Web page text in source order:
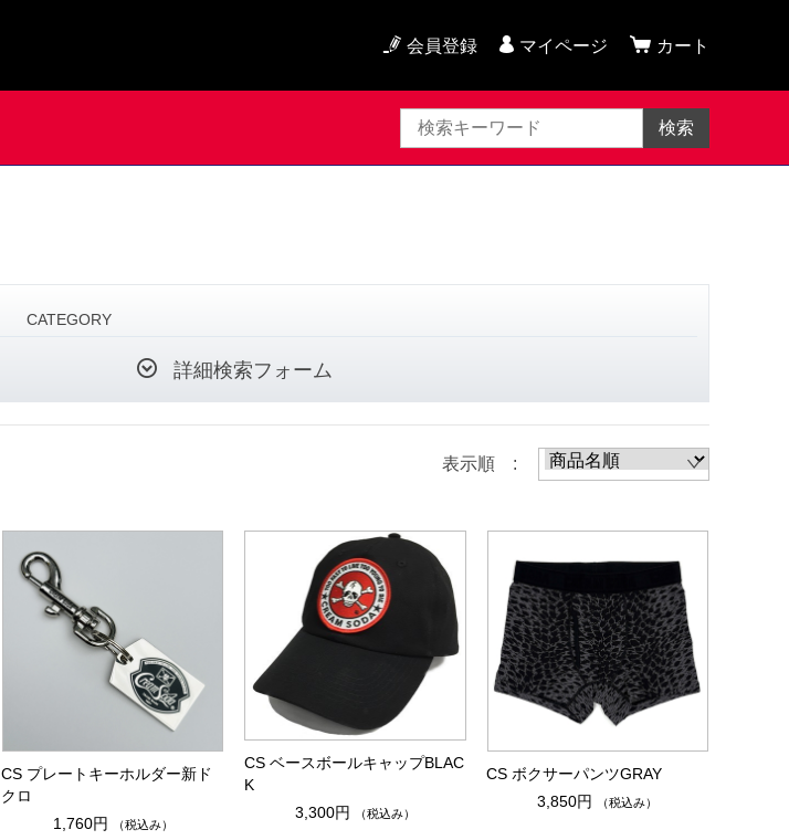
会員登録 マイページ カート
検索
CATEGORY
詳細検索フォーム
表示順 :
CS プレートキーホルダー新ド
クロ
1,760円
（税込み）
CS ベースボールキャップBLAC
K
3,300円
（税込み）
CS ボクサーパンツGRAY
3,850円
（税込み）